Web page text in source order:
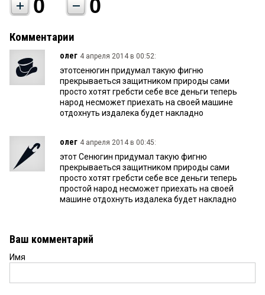
0 0
Комментарии
олег 4 апреля 2014 в 00:52:
этотсенюгин придумал такую фигню
прекрываеться защитником природы сами
просто хотят гребсти себе все деньги теперь
народ несможет приехать на своей машине
отдохнуть издалека будет накладно
олег 4 апреля 2014 в 00:45:
этот Сенюгин придумал такую фигню
прекрываеться защитником природы сами
просто хотят гребсти себе все деньги теперь
простой народ несможет приехать на своей
машине отдохнуть издалека будет накладно
Ваш комментарий
Имя